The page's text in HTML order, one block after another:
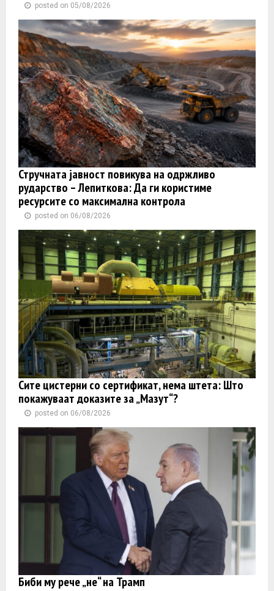
posted on 05/08/2026
Стручната јавност повикува на одржливо
рударство – Лепиткова: Да ги користиме
ресурсите со максимална контрола
posted on 06/08/2026
Сите цистерни со сертификат, нема штета: Што
покажуваат доказите за „Мазут“?
posted on 06/08/2026
Биби му рече „не“ на Трамп